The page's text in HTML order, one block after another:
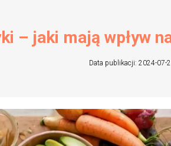
– jaki mają wpływ
Data publikacji: 2024-07-